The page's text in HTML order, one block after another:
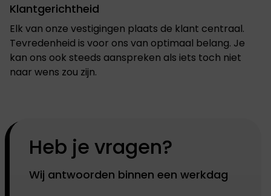
Klantgerichtheid
Elk van onze vestigingen plaats de klant centraal.
Tevredenheid is voor ons van optimaal belang. Je
kan ons ook steeds aanspreken als iets toch niet
naar wens zou zijn.
Heb je vragen?
Wij antwoorden binnen een werkdag